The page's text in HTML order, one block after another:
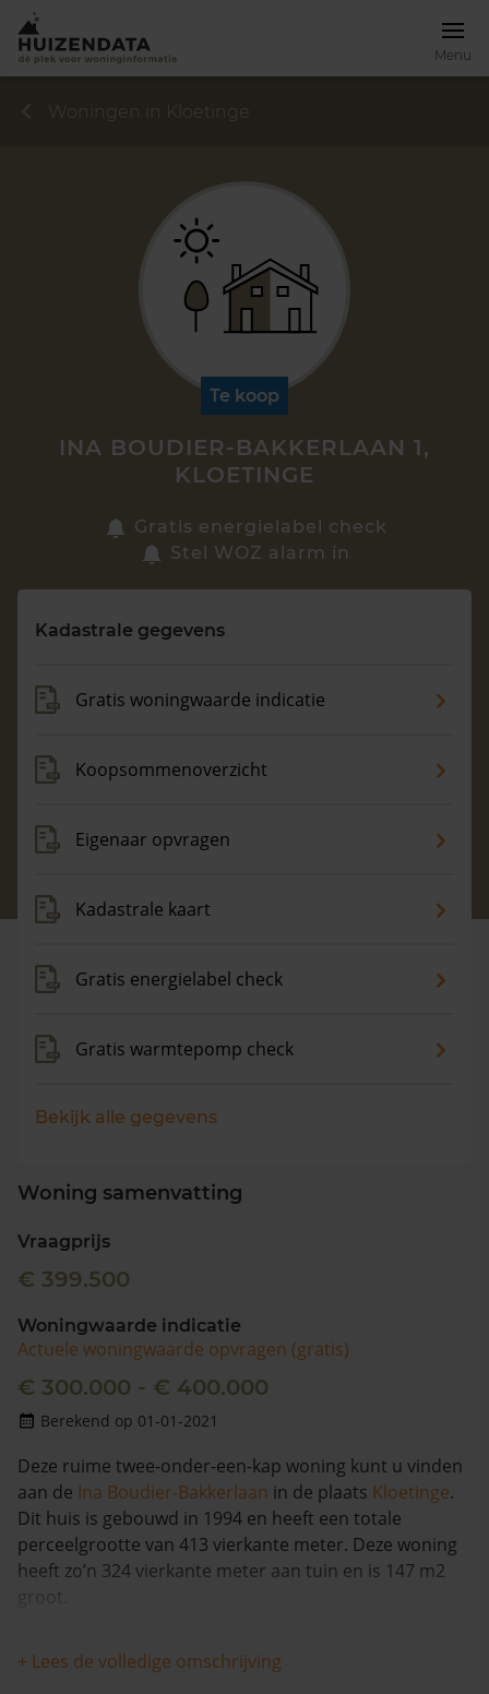
Menu
Vragen? Neem contact met ons op
088 220 4200
Woningen in Kloetinge
Te koop
INA BOUDIER-BAKKERLAAN 1,
KLOETINGE
Gratis energielabel check
Stel WOZ alarm in
Kadastrale gegevens
Gratis woningwaarde indicatie
Koopsommenoverzicht
Eigenaar opvragen
Kadastrale kaart
Gratis energielabel check
Gratis warmtepomp check
Bekijk alle gegevens
Woning samenvatting
Vraagprijs
€ 399.500
Woningwaarde indicatie
Actuele woningwaarde opvragen (gratis)
€ 300.000 - € 400.000
Berekend op 01-01-2021
Deze ruime twee-onder-een-kap woning kunt u vinden
aan de Ina Boudier-Bakkerlaan in de plaats Kloetinge.
Dit huis is gebouwd in 1994 en heeft een totale
perceelgrootte van 413 vierkante meter. Deze woning
heeft zo’n 324 vierkante meter aan tuin en is 147 m2
groot.
Dit huis heeft geen herleidbare koopsominformatie en
is in de afgelopen 12 maanden met meer dan 6% in
+ Lees de volledige omschrijving